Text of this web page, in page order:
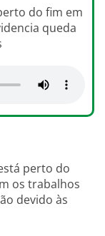
do fim em
queda
perto do
os trabalhos
devido às